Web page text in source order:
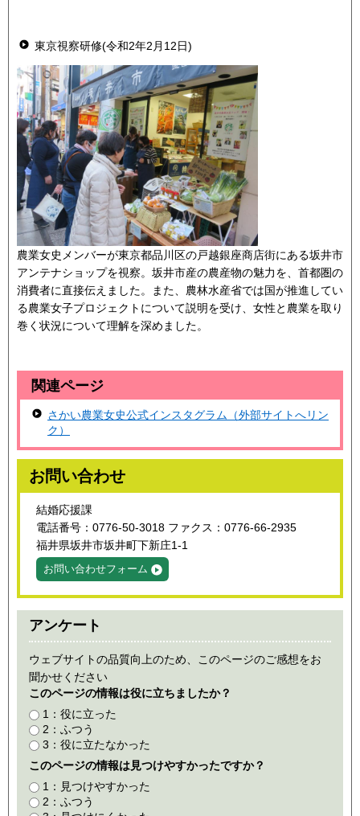
東京視察研修(令和2年2月12日)
農業女史メンバーが東京都品川区の戸越銀座商店街にある坂井市
アンテナショップを視察。坂井市産の農産物の魅力を、首都圏の
消費者に直接伝えました。また、農林水産省では国が推進してい
る農業女子プロジェクトについて説明を受け、女性と農業を取り
巻く状況について理解を深めました。
関連ページ
さかい農業女史公式インスタグラム（外部サイトへリン
ク）
お問い合わせ
結婚応援課
電話番号：0776-50-3018 ファクス：0776-66-2935
福井県坂井市坂井町下新庄1-1
お問い合わせフォーム
アンケート
ウェブサイトの品質向上のため、このページのご感想をお
聞かせください
このページの情報は役に立ちましたか？
1：役に立った
2：ふつう
3：役に立たなかった
このページの情報は見つけやすかったですか？
1：見つけやすかった
2：ふつう